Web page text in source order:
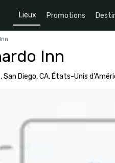
Lieux Promotions
Inn
San Diego, CA, États-Unis